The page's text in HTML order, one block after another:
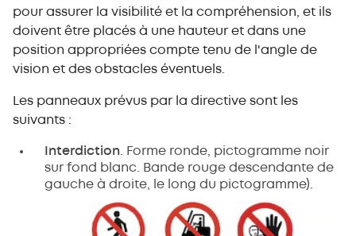
pour assurer la visibilité et la compréhension, et ils
doivent être placés à une hauteur et dans une
position appropriées compte tenu de l'angle de
vision et des obstacles éventuels.
Les panneaux prévus par la directive sont les
suivants :
Interdiction . Forme ronde, pictogramme noir
sur fond blanc. Bande rouge descendante de
gauche à droite, le long du pictogramme).